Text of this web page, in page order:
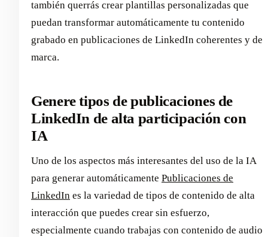
también querrás crear plantillas personalizadas que
puedan transformar automáticamente tu contenido
grabado en publicaciones de LinkedIn coherentes y de
marca.
Genere tipos de publicaciones de
LinkedIn de alta participación con
IA
Uno de los aspectos más interesantes del uso de la IA
para generar automáticamente Publicaciones de
LinkedIn es la variedad de tipos de contenido de alta
interacción que puedes crear sin esfuerzo,
especialmente cuando trabajas con contenido de audio